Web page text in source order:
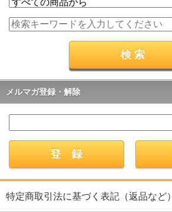
メルマガ登録・解除
特定商取引法に基づく表記（返品など）